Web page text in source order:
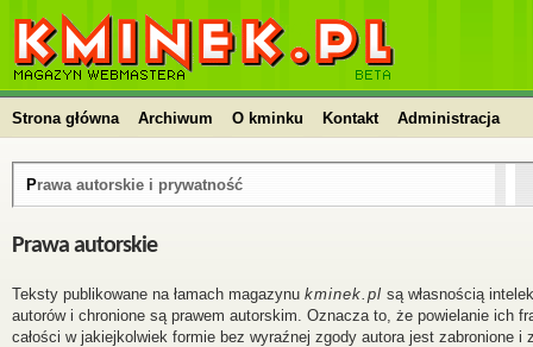
kminek.pl | HTML, PHP, CSS, JavaScript, WordPress,
kursy, skrypty, blog
Strona główna Archiwum O kminku Kontakt Administracja
Prawa autorskie i prywatność
Prawa autorskie
Teksty publikowane na łamach magazynu kminek.pl są własnością
autorów i chronione są prawem autorskim. Oznacza to, że powielanie ich
całości w jakiejkolwiek formie bez wyraźnej zgody autora jest zabronione i